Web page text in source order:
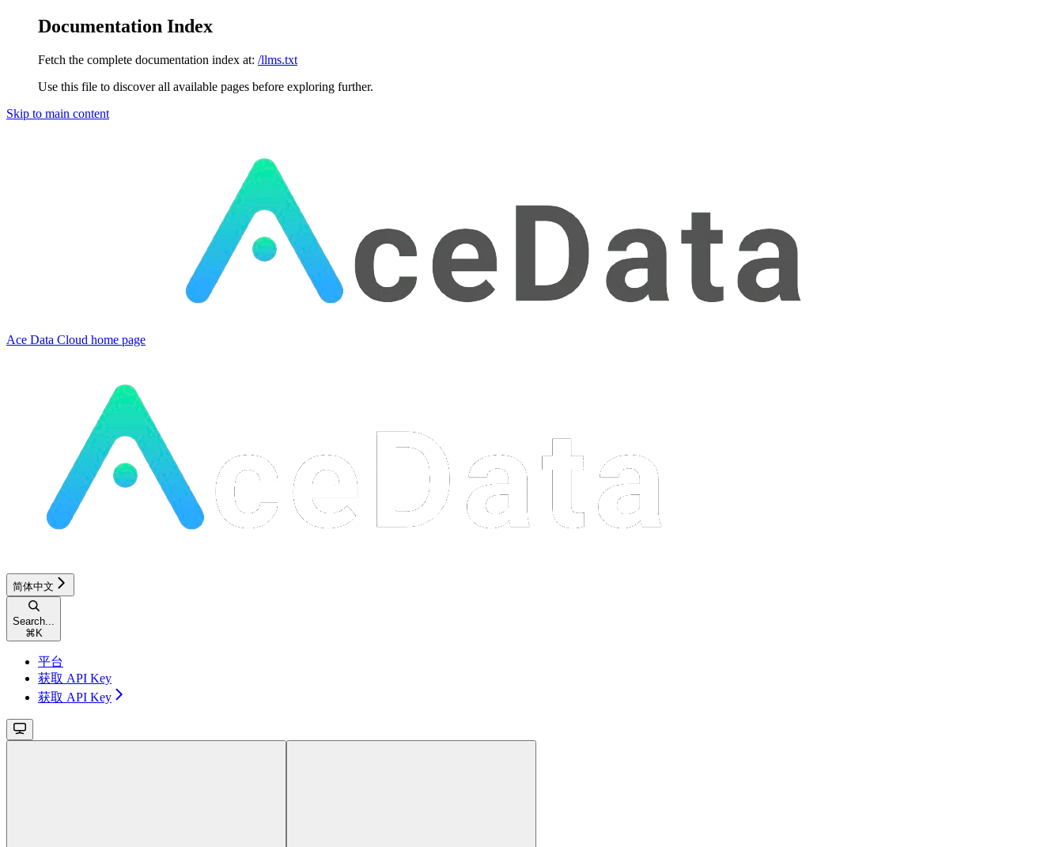
Documentation Index
Fetch the complete documentation index at: /llms.txt
Use this file to discover all available pages before exploring further.
Skip to main content
Ace Data Cloud home page
简体中文
Search...
⌘ K
平台
获取 API Key
获取 API Key